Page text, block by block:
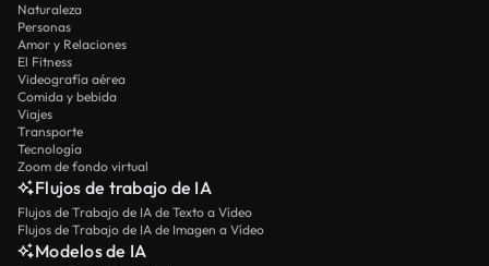
Naturaleza
Personas
Amor y Relaciones
El Fitness
Videografía aérea
Comida y bebida
Viajes
Transporte
Tecnología
Zoom de fondo virtual
Flujos de trabajo de IA
Flujos de Trabajo de IA de Texto a Vídeo
Flujos de Trabajo de IA de Imagen a Vídeo
Modelos de IA